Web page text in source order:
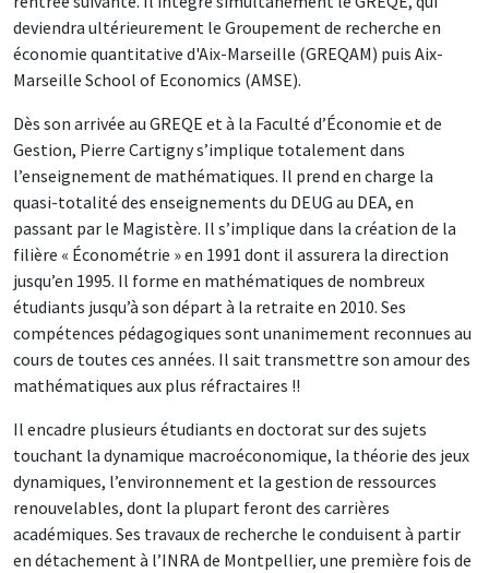
deviendra ultérieurement le Groupement de recherche en
économie quantitative d'Aix-Marseille (GREQAM) puis Aix-
Marseille School of Economics (AMSE).
Dès son arrivée au GREQE et à la Faculté d’Économie et de
Gestion, Pierre Cartigny s’implique totalement dans
l’enseignement de mathématiques. Il prend en charge la
quasi-totalité des enseignements du DEUG au DEA, en
passant par le Magistère. Il s’implique dans la création de la
filière « Économétrie » en 1991 dont il assurera la direction
jusqu’en 1995. Il forme en mathématiques de nombreux
étudiants jusqu’à son départ à la retraite en 2010. Ses
compétences pédagogiques sont unanimement reconnues au
cours de toutes ces années. Il sait transmettre son amour des
mathématiques aux plus réfractaires !!
Il encadre plusieurs étudiants en doctorat sur des sujets
touchant la dynamique macroéconomique, la théorie des jeux
dynamiques, l’environnement et la gestion de ressources
renouvelables, dont la plupart feront des carrières
académiques. Ses travaux de recherche le conduisent à partir
en détachement à l’INRA de Montpellier, une première fois de